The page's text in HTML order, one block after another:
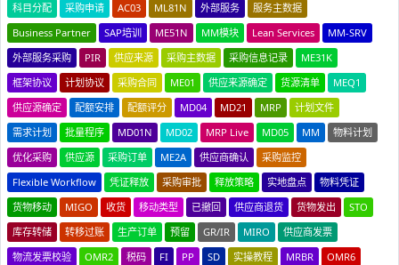
科目分配
采购申请 AC03 ML81N 外部服务
服务主数据
Business Partner
SAP培训 ME51N MM模块 Lean Services
MM-SRV
外部服务采购
PIR 供应来源 采购主数据 采购信息记录
ME31K
框架协议
计划协议 采购合同 ME01 供应来源确定 货源清单
MEQ1
供应源确定
配额安排 配额评分 MD04 MD21 MRP
计划文件
需求计划
批量程序 MD01N MD02 MRP Live MD05 MM
物料计划
优化采购
供应源 采购订单 ME2A 供应商确认
采购监控
Flexible Workflow
凭证释放 采购审批 释放策略 实地盘点
物料凭证
货物移动
MIGO 收货 移动类型 已撤回 供应商退货 货物发出
STO
库存转储
转移过账 生产订单 预留 GR/IR MIRO
供应商发票
物流发票校验
OMR2 税码 FI PP SD 实操教程 MRBR
OMR6